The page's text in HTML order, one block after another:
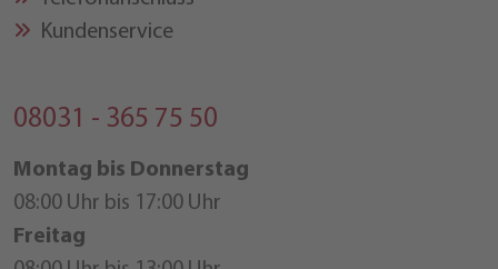
Kundenservice
08031 - 365 75 50
Montag bis Donnerstag
08:00 Uhr bis 17:00 Uhr
Freitag